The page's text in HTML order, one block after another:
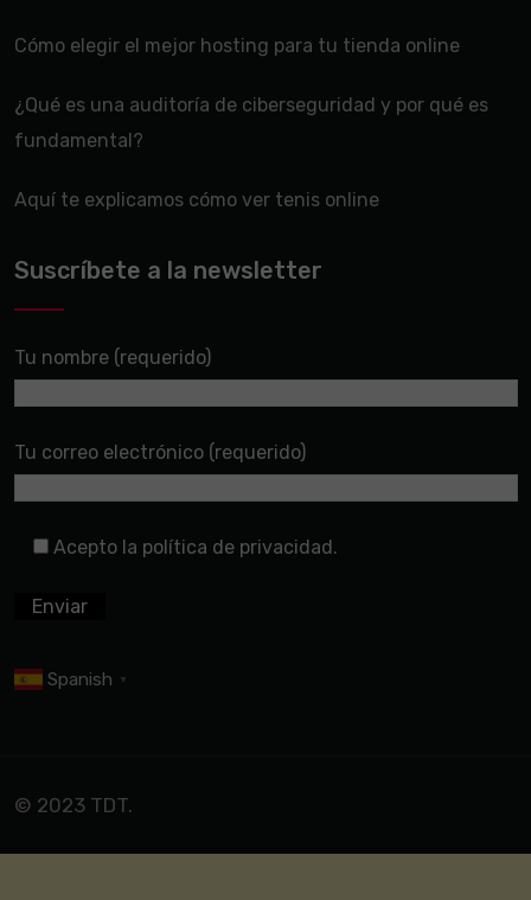
Cómo elegir el mejor hosting para tu tienda online
¿Qué es una auditoría de ciberseguridad y por qué es
fundamental?
Aquí te explicamos cómo ver tenis online
Suscríbete a la newsletter
Tu nombre (requerido)
Tu correo electrónico (requerido)
Acepto la política de privacidad.
Spanish ▼
© 2023 TDT.